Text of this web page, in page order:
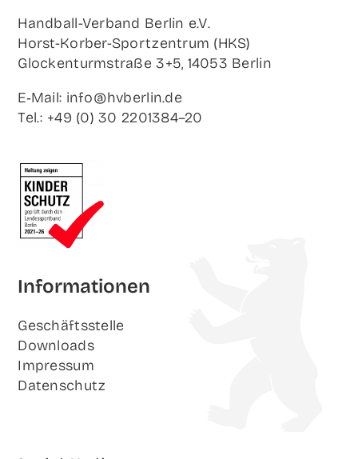
Hand­ball-Ver­band Ber­lin e.V.
Horst-Korb­er-Sport­zen­trum (HKS)
Glo­cken­turm­stra­ße 3+5, 14053 Berlin
E‑Mail: info@hvberlin.de
Tel.: +49 (0) 30 2201384–20
Infor­ma­tio­nen
Geschäfts­stel­le
Down­loads
Impres­sum
Daten­schutz